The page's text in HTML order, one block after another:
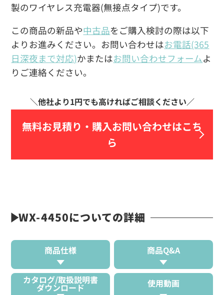
製のワイヤレス充電器(無接点タイプ)です。
この商品の新品や中古品をご購入検討の際は以下
よりお進みください。お問い合わせはお電話(365
日深夜まで対応)かまたはお問い合わせフォームよ
りご連絡ください。
無料お見積り・ 購入お問い合わせはこち
ら
WX-4450についての詳細
商品仕様 商品Q&A
カタログ/取扱説明書
ダウンロード 使用動画